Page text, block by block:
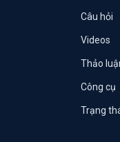
Câu hỏi
Videos
Thảo
Công cụ
Trạng